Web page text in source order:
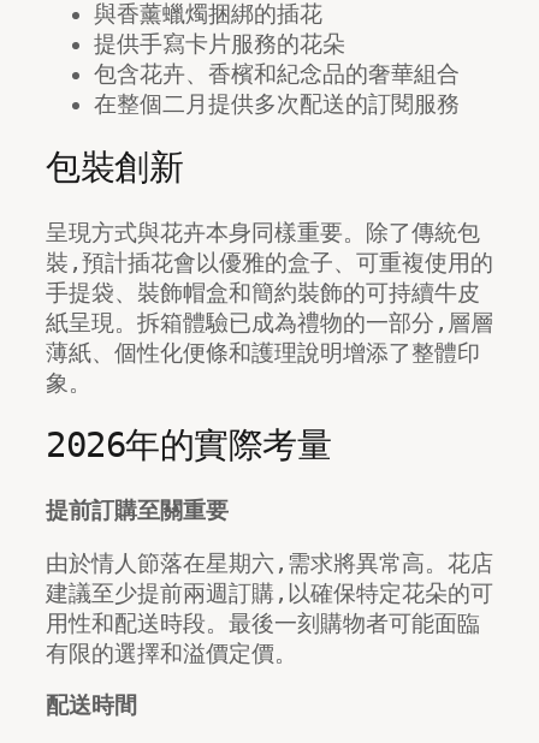
與香薰蠟燭捆綁的插花
提供手寫卡片服務的花朵
包含花卉、香檳和紀念品的奢華組合
在整個二月提供多次配送的訂閱服務
包裝創新
呈現方式與花卉本身同樣重要。除了傳統包
裝,預計插花會以優雅的盒子、可重複使用的
手提袋、裝飾帽盒和簡約裝飾的可持續牛皮
紙呈現。拆箱體驗已成為禮物的一部分,層層
薄紙、個性化便條和護理說明增添了整體印
象。
2026年的實際考量
提前訂購至關重要
由於情人節落在星期六,需求將異常高。花店
建議至少提前兩週訂購,以確保特定花朵的可
用性和配送時段。最後一刻購物者可能面臨
有限的選擇和溢價定價。
配送時間